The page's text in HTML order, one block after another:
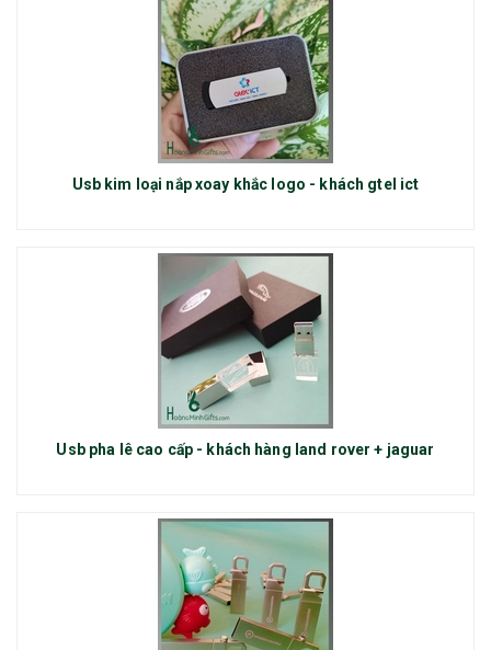
Usb kim loại nắp xoay khắc logo - khách gtel ict
Usb pha lê cao cấp - khách hàng land rover + jaguar